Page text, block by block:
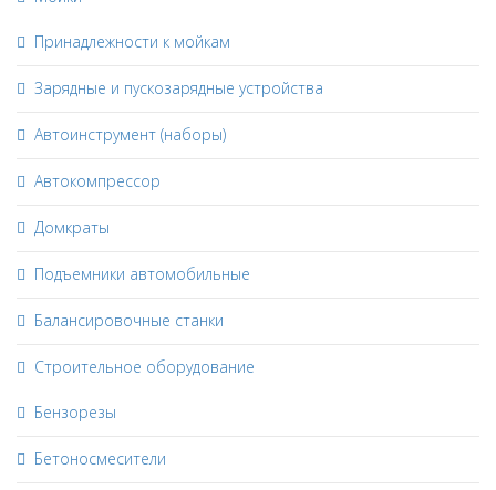
Принадлежности к мойкам
Зарядные и пускозарядные устройства
Автоинструмент (наборы)
Автокомпрессор
Домкраты
Подъемники автомобильные
Балансировочные станки
Строительное оборудование
Бензорезы
Бетоносмесители